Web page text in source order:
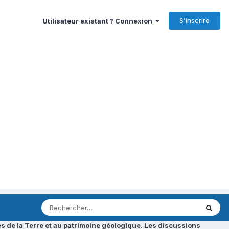
Utilisateur existant ? Connexion S’inscrire
de la Terre et au patrimoine géologique. Les discussions